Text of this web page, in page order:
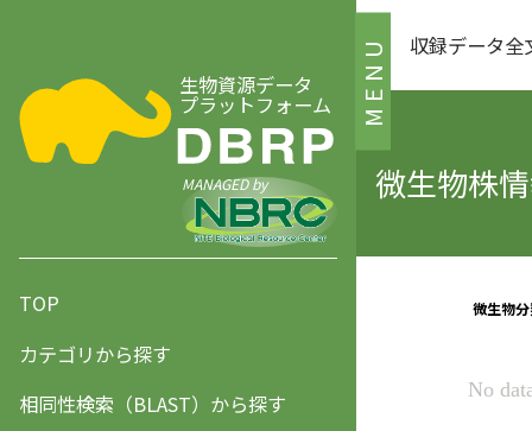
MENU
生物資源データ
プラットフォーム
MANAGED by
TOP
カテゴリから探す
相同性検索（BLAST）から探す
収録データ全
微生物株